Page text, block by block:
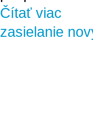
Čítať viac
zasielanie